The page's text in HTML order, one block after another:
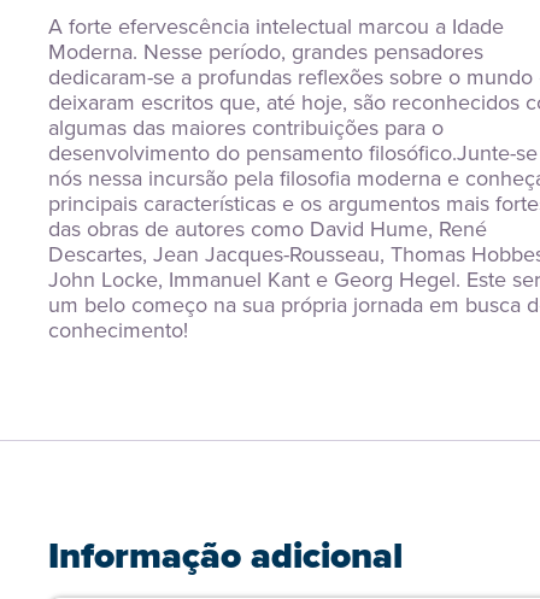
A forte efervescência intelectual marcou a Idade
Moderna. Nesse período, grandes pensadores
dedicaram-se a profundas reflexões sobre o mundo
deixaram escritos que, até hoje, são reconhecidos
algumas das maiores contribuições para o
desenvolvimento do pensamento filosófico.Junte-
nós nessa incursão pela filosofia moderna e
principais características e os argumentos mais
das obras de autores como David Hume, René
Descartes, Jean Jacques-Rousseau, Thomas
John Locke, Immanuel Kant e Georg Hegel. Este
um belo começo na sua própria jornada em busca
conhecimento!
Informação adicional